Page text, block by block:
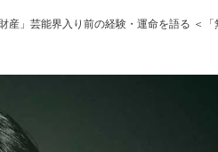
産」芸能界入り前の経験・運命を語る ＜